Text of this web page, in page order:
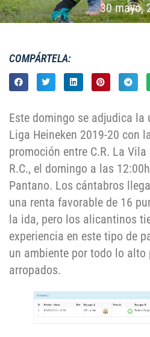
30 mayo,
COMPÁRTELA:
Este domingo se adjudica
Liga Heineken 2019-20 con
promoción entre C.R. La
R.C., el domingo a las
Pantano. Los cántabros
una renta favorable de 16
la ida, pero los alicantinos
experiencia en este tipo de
un ambiente por todo lo alto
arropados.